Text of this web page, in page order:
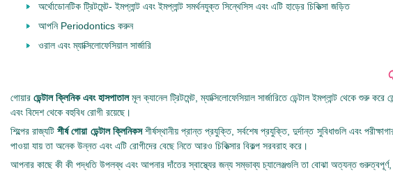
অর্থোডোনটিক ট্রিটমেন্ট- ইমপ্লান্ট এবং ইমপ্লান্ট সমর্থনযুক্ত সিন্থেসিস এবং এটি হাড়ের চিকিত্সা জড়িত
আপনি Periodontics করুন
ওরাল এবং ম্যাক্সিলোফেসিয়াল সার্জারি
গোয়ার ডেন্টাল ক্লিনিক এবং হাসপাতালমূল ক্যানেল ট্রিটমেন্ট, ম্যাক্সিলোফেসিয়াল সার্জারিতে ডেন্টাল ইমপ্লান্ট থেকে শুরু
এবং বিদেশ থেকে বহুবিধ রোগী রয়েছে।
শিল্পের রাজ্যটিশীর্ষ গোয়া ডেন্টাল ক্লিনিকসশীর্ষস্থানীয় প্রান্ত প্রযুক্তি, সর্বশেষ প্রযুক্তি, দুর্দান্ত সুবিধাগুলি এবং
পাওয়া যায় তা অনেক উন্নত এবং এটি রোগীদের বেছে নিতে আরও চিকিত্সার বিকল্প সরবরাহ করে।
আপনার কাছে কী কী পদ্ধতি উপলব্ধ এবং আপনার দাঁতের স্বাস্থ্যের জন্য সম্ভাব্য চ্যালেঞ্জগুলি তা বোঝা অত্যন্ত